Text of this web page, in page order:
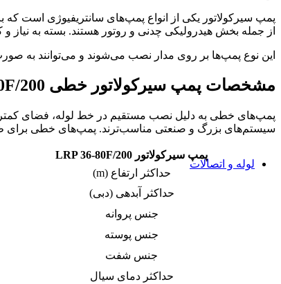
ست کنترل فلو
پرشر سوئیچ
الکتروموتور
موتور پمپ
دیزل ژنراتور
بوستر پمپ
بوستر پمپ آبرسانی
بوستر پمپ لئو
بوستر پمپ آتشنشانی
لوله و اتصالات
گسکت غیر فلزی
گسکت نیمه فلزی
لرزه گیر آکاردئونی
لرزه گیر کانالی
لرزه گیر لاستیکی
پمپ سیرکولاتور یکی از انواع پمپ‌های سانتریفیوژی است
از جمله بخش هیدرولیکی چدنی و روتور هستند. بسته به نیاز
این نوع پمپ‌ها بر روی مدار نصب می‌شوند و می‌توانند به
مشخصات پمپ سیرکولاتور خطی LRP 36-80F/200
پمپ‌های خطی به دلیل نصب مستقیم در خط لوله، فضای
سیستم‌های بزرگ و صنعتی مناسب‌ترند. پمپ‌های خطی برای
پمپ سیرکولاتور LRP 36-80F/200
حداکثر ارتفاع (m)
حداکثر آبدهی (دبی)
جنس پروانه
جنس پوسته
جنس شفت
حداکثر دمای سیال